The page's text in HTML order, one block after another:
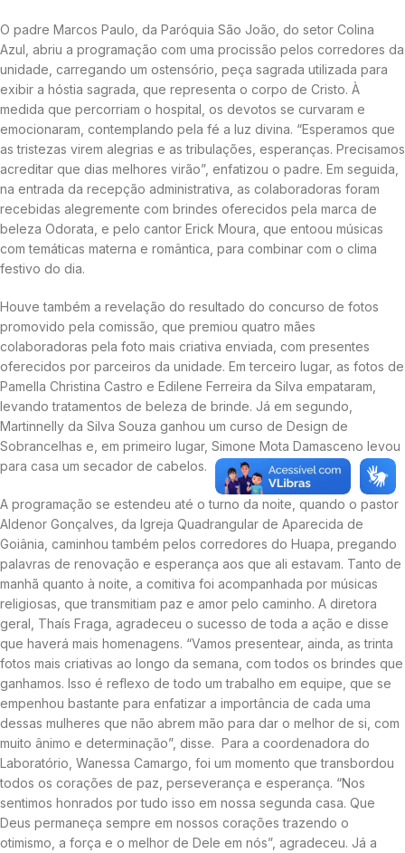
O padre Marcos Paulo, da Paróquia São João, do setor Colina
Azul, abriu a programação com uma procissão pelos corredores da
unidade, carregando um ostensório, peça sagrada utilizada para
exibir a hóstia sagrada, que representa o corpo de Cristo. À
medida que percorriam o hospital, os devotos se curvaram e
emocionaram, contemplando pela fé a luz divina. “Esperamos que
as tristezas virem alegrias e as tribulações, esperanças. Precisamos
acreditar que dias melhores virão”, enfatizou o padre. Em seguida,
na entrada da recepção administrativa, as colaboradoras foram
recebidas alegremente com brindes oferecidos pela marca de
beleza Odorata, e pelo cantor Erick Moura, que entoou músicas
com temáticas materna e romântica, para combinar com o clima
festivo do dia.
Houve também a revelação do resultado do concurso de fotos
promovido pela comissão, que premiou quatro mães
colaboradoras pela foto mais criativa enviada, com presentes
oferecidos por parceiros da unidade. Em terceiro lugar, as fotos de
Pamella Christina Castro e Edilene Ferreira da Silva empataram,
levando tratamentos de beleza de brinde. Já em segundo,
Martinnelly da Silva Souza ganhou um curso de Design de
Sobrancelhas e, em primeiro lugar, Simone Mota Damasceno levou
para casa um secador de cabelos.
A programação se estendeu até o turno da noite, quando o pastor
Aldenor Gonçalves, da Igreja Quadrangular de Aparecida de
Goiânia, caminhou também pelos corredores do Huapa, pregando
palavras de renovação e esperança aos que ali estavam. Tanto de
manhã quanto à noite, a comitiva foi acompanhada por músicas
religiosas, que transmitiam paz e amor pelo caminho. A diretora
geral, Thaís Fraga, agradeceu o sucesso de toda a ação e disse
que haverá mais homenagens. “Vamos presentear, ainda, as trinta
fotos mais criativas ao longo da semana, com todos os brindes que
ganhamos. Isso é reflexo de todo um trabalho em equipe, que se
empenhou bastante para enfatizar a importância de cada uma
dessas mulheres que não abrem mão para dar o melhor de si, com
muito ânimo e determinação”, disse. Para a coordenadora do
Laboratório, Wanessa Camargo, foi um momento que transbordou
todos os corações de paz, perseverança e esperança. “Nos
sentimos honrados por tudo isso em nossa segunda casa. Que
Deus permaneça sempre em nossos corações trazendo o
otimismo, a força e o melhor de Dele em nós”, agradeceu. Já a